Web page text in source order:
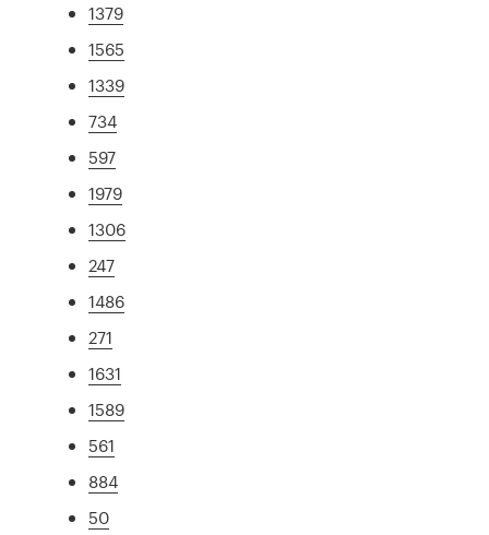
1379
1565
1339
734
597
1979
1306
247
1486
271
1631
1589
561
884
50